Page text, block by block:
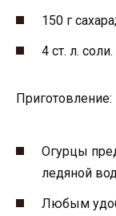
150 г сахара;
4 ст. л. соли.
Приготовление:
Огурцы
ледяной
Любым